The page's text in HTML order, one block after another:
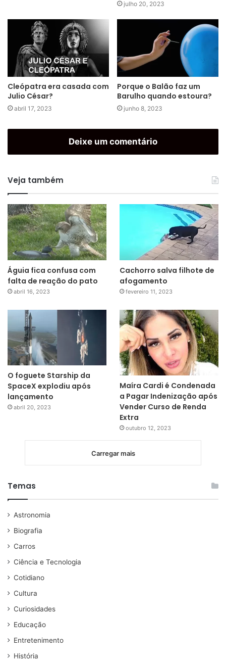
julho 20, 2023
Cleópatra era casada com
Julio César?
abril 17, 2023
Porque o Balão faz um
Barulho quando estoura?
junho 8, 2023
Deixe um comentário
Veja também
Águia fica confusa com
falta de reação do pato
abril 16, 2023
Cachorro salva filhote de
afogamento
fevereiro 11, 2023
O foguete Starship da
SpaceX explodiu após
lançamento
abril 20, 2023
Maíra Cardi é Condenada
a Pagar Indenização após
Vender Curso de Renda
Extra
outubro 12, 2023
Carregar mais
Temas
Astronomia
Biografia
Carros
Ciência e Tecnologia
Cotidiano
Cultura
Curiosidades
Educação
Entretenimento
História